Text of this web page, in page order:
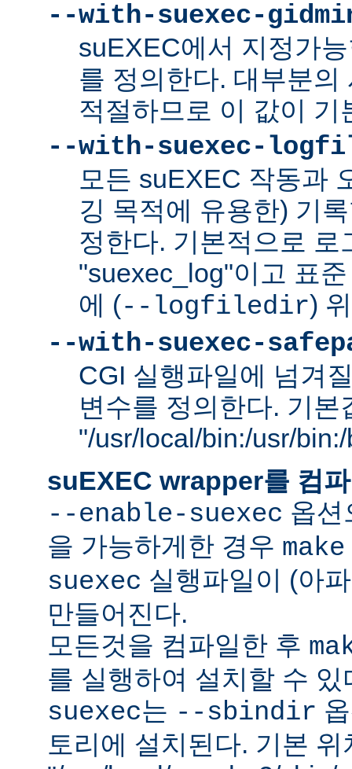
--with-suexec-
suEXEC에서 지정가
를 정의한다. 대부분의
적절하므로 이 값이 기
--with-suexec-
모든 suEXEC 작동과
깅 목적에 유용한) 기
정한다. 기본적으로 로
"suexec_log"이고 표
에 (--logfiledir)
--with-suexec-
CGI 실행파일에 넘겨
변수를 정의한다. 기본
"/usr/local/bin:/usr/
suEXEC wrapper를 컴
--enable-suexec 옵션
을 가능하게한 경우 make
suexec 실행파일이 (아
만들어진다.
모든것을 컴파일한 후
를 실행하여 설치할 수
suexec는 --sbindir
토리에 설치된다. 기본 위